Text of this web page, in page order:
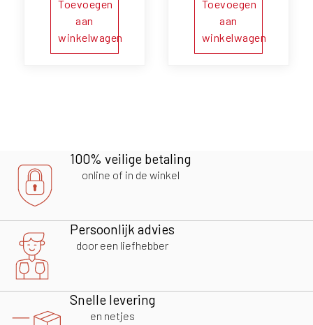
Toevoegen
aan
winkelwagen
Toevoegen
aan
winkelwagen
100% veilige betaling
online of in de winkel
Persoonlijk advies
door een liefhebber
Snelle levering
en netjes